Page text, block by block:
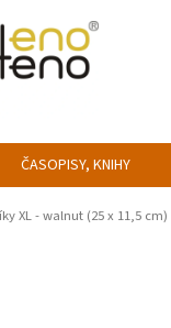
ČASOPISY, KNIHY
XL - walnut (25 x 11,5 cm)